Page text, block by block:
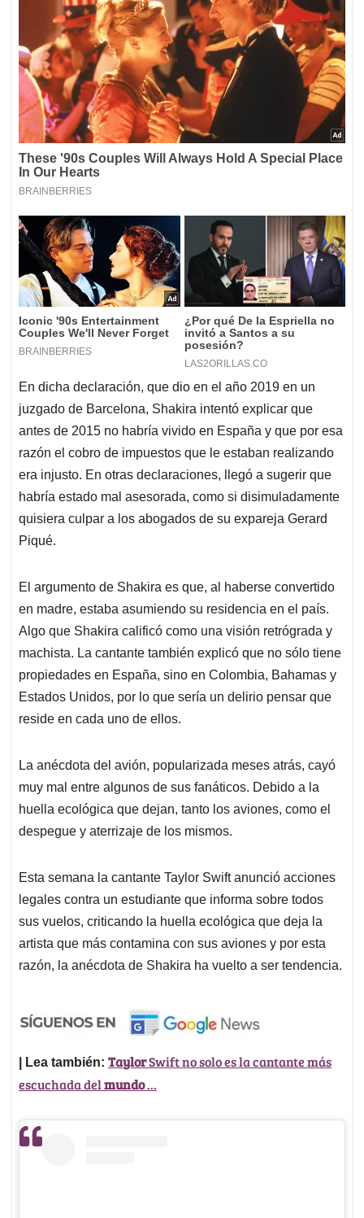
En dicha declaración, que dio en el año 2019 en un
juzgado de Barcelona, Shakira intentó explicar que
antes de 2015 no habría vivido en España y que por esa
razón el cobro de impuestos que le estaban realizando
era injusto. En otras declaraciones, llegó a sugerir que
habría estado mal asesorada, como si disimuladamente
quisiera culpar a los abogados de su expareja Gerard
Piqué.
El argumento de Shakira es que, al haberse convertido
en madre, estaba asumiendo su residencia en el país.
Algo que Shakira calificó como una visión retrógrada y
machista. La cantante también explicó que no sólo tiene
propiedades en España, sino en Colombia, Bahamas y
Estados Unidos, por lo que sería un delirio pensar que
reside en cada uno de ellos.
La anécdota del avión, popularizada meses atrás, cayó
muy mal entre algunos de sus fanáticos. Debido a la
huella ecológica que dejan, tanto los aviones, como el
despegue y aterrizaje de los mismos.
Esta semana la cantante Taylor Swift anunció acciones
legales contra un estudiante que informa sobre todos
sus vuelos, criticando la huella ecológica que deja la
artista que más contamina con sus aviones y por esta
razón, la anécdota de Shakira ha vuelto a ser tendencia.
| Lea también: TaylorSwift no solo es la cantante más
escuchada delmundo...